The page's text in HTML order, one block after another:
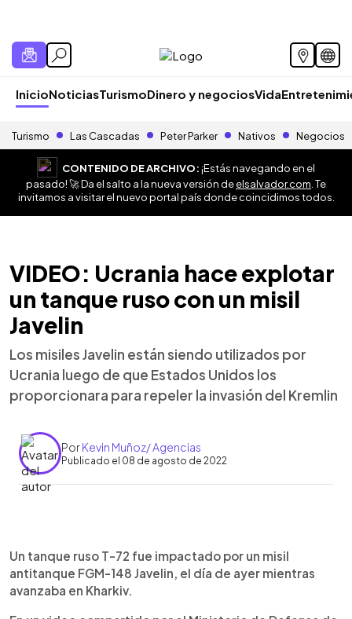
InicioNoticiasTurismoDinero y negociosVida
Turismo Las Cascadas Peter Parker Nativos Negocios
CONTENIDO DE ARCHIVO:¡Estás navegando en el
pasado! 🚀 Da el salto a la nueva versión deelsalvador.com . Te
invitamos a visitar el nuevo portal país donde coincidimos todos.
VIDEO: Ucrania hace explotar
un tanque ruso con un misil
Javelin
Los misiles Javelin están siendo utilizados por
Ucrania luego de que Estados Unidos los
proporcionara para repeler la invasión del Kremlin
PorKevin Muñoz/ Agencias
Publicado el 08 de agosto de 2022
Escuchar artículo
Un tanque ruso T-72 fue impactado por un misil
antitanque FGM-148 Javelin, el día de ayer mientras
avanzaba en Kharkiv.